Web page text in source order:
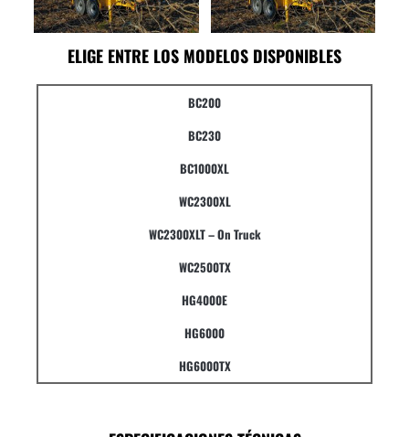
ELIGE ENTRE LOS MODELOS DISPONIBLES
BC200
BC230
BC1000XL
WC2300XL
WC2300XLT – On Truck
WC2500TX
HG4000E
HG6000
HG6000TX